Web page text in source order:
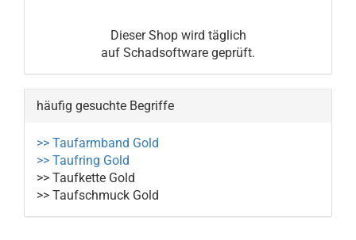
Dieser Shop wird täglich
auf Schadsoftware geprüft.
häufig gesuchte Begriffe
>> Taufarmband Gold
>> Taufring Gold
>> Taufkette Gold
>> Taufschmuck Gold